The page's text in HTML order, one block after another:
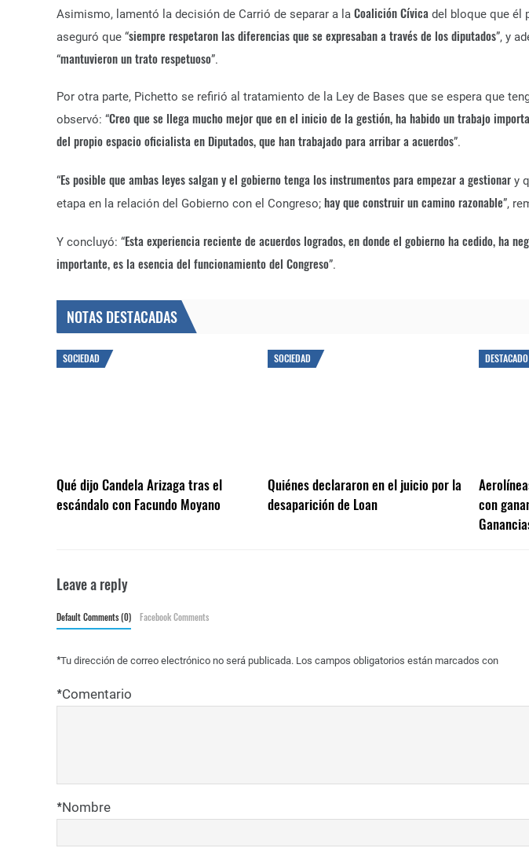
Asimismo, lamentó la decisión de Carrió de separar a la Coalición Cívica del bloque que él
aseguró que “siempre respetaron las diferencias que se expresaban a través de los diputados”, y
“mantuvieron un trato respetuoso”.
Por otra parte, Pichetto se refirió al tratamiento de la Ley de Bases que se espera que
observó: “Creo que se llega mucho mejor que en el inicio de la gestión, ha habido un trabajo
del propio espacio oficialista en Diputados, que han trabajado para arribar a acuerdos”.
“Es posible que ambas leyes salgan y el gobierno tenga los instrumentos para empezar a gestionar y
etapa en la relación del Gobierno con el Congreso; hay que construir un camino razonable”,
Y concluyó: “Esta experiencia reciente de acuerdos logrados, en donde el gobierno ha cedido, ha
importante,es la esencia del funcionamiento del Congreso”.
NOTAS DESTACADAS
SOCIEDAD
Qué dijo Candela Arizaga tras el
escándalo con Facundo Moyano
SOCIEDAD
Quiénes declararon en el juicio por la
desaparición de Loan
DESTACADO
con
Leave a reply
Default Comments (0) Facebook Comments
Tu dirección de correo electrónico no será publicada. Los campos obligatorios están marcados con
*
Comentario
*
Nombre
*